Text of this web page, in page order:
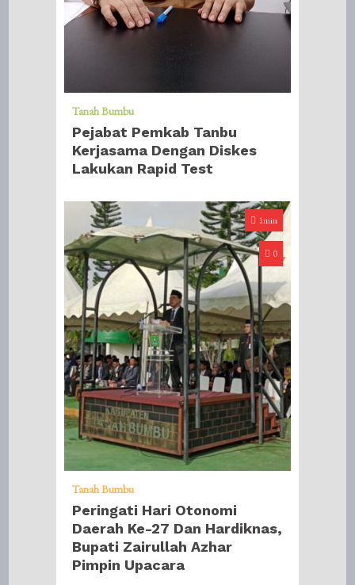
Tanah Bumbu
Pejabat Pemkab Tanbu
Kerjasama Dengan Diskes
Lakukan Rapid Test
1min
0
Tanah Bumbu
Peringati Hari Otonomi
Daerah Ke-27 Dan Hardiknas,
Bupati Zairullah Azhar
Pimpin Upacara